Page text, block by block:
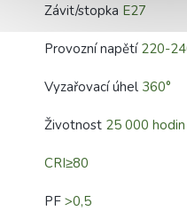
Závit/stopka E27
Provozní napětí 220-
Vyzařovací úhel 360°
Životnost 25 000 hodin
CRI≥80
PF >0,5